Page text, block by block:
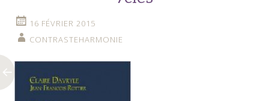
16 FÉVRIER 2015
CONTRASTEHARMONIE